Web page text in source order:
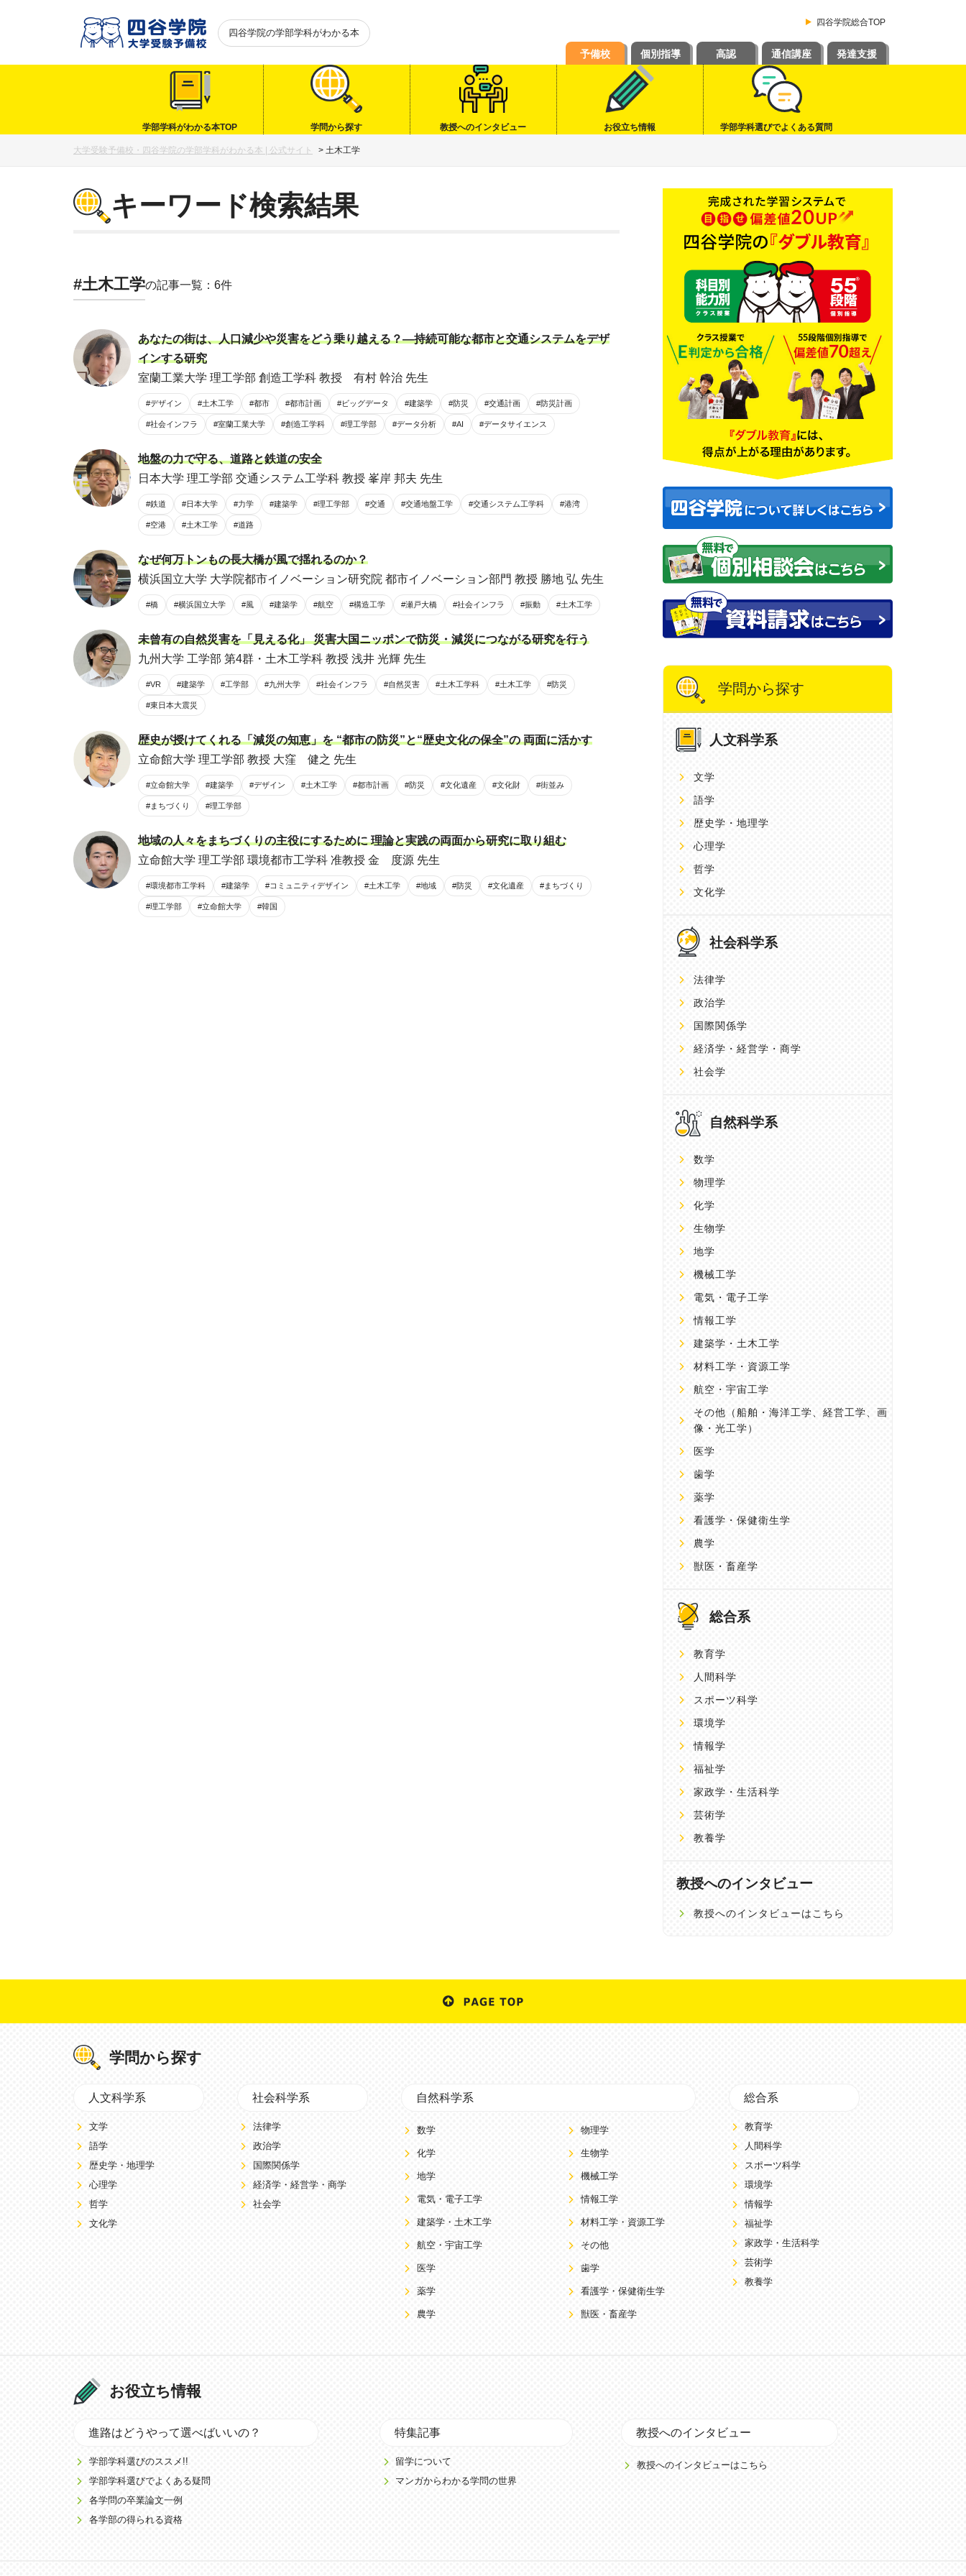
四谷学院の学部学科がわかる本
四谷学院総合TOP
予備校 個別指導 高認 通信講座 発達支援
学部学科がわかる本TOP 学問から探す 教授へのインタビュー お役立ち情報 学部学科選びでよくある質問
大学受験予備校・四谷学院の学部学科がわかる本 | 公式サイト > 土木工学
キーワード検索結果
#土木工学の記事一覧：6件
あなたの街は、人口減少や災害をどう乗り越える？―持続可能な都市と交通システムをデザ
インする研究
室蘭工業大学 理工学部 創造工学科 教授 有村 幹治 先生
#デザイン #土木工学 #都市 #都市計画 #ビッグデータ #建築学 #防災 #交通計画 #防災計画
#社会インフラ #室蘭工業大学 #創造工学科 #理工学部 #データ分析 #AI #データサイエンス
地盤の力で守る、道路と鉄道の安全
日本大学 理工学部 交通システム工学科 教授 峯岸 邦夫 先生
#鉄道 #日本大学 #力学 #建築学 #理工学部 #交通 #交通地盤工学 #交通システム工学科 #港湾
#空港 #土木工学 #道路
なぜ何万トンもの長大橋が風で揺れるのか？
横浜国立大学 大学院都市イノベーション研究院 都市イノベーション部門 教授 勝地 弘 先生
#橋 #横浜国立大学 #風 #建築学 #航空 #構造工学 #瀬戸大橋 #社会インフラ #振動 #土木工学
未曾有の自然災害を「見える化」 災害大国ニッポンで防災・減災につながる研究を行う
九州大学 工学部 第4群・土木工学科 教授 浅井 光輝 先生
#VR #建築学 #工学部 #九州大学 #社会インフラ #自然災害 #土木工学科 #土木工学 #防災
#東日本大震災
歴史が授けてくれる「減災の知恵」を “都市の防災”と“歴史文化の保全”の 両面に活かす
立命館大学 理工学部 教授 大窪 健之 先生
#立命館大学 #建築学 #デザイン #土木工学 #都市計画 #防災 #文化遺産 #文化財 #街並み
#まちづくり #理工学部
地域の人々をまちづくりの主役にするために 理論と実践の両面から研究に取り組む
立命館大学 理工学部 環境都市工学科 准教授 金 度源 先生
#環境都市工学科 #建築学 #コミュニティデザイン #土木工学 #地域 #防災 #文化遺産 #まちづくり
#理工学部 #立命館大学 #韓国
学問から探す
人文科学系
文学
語学
歴史学・地理学
心理学
哲学
文化学
社会科学系
法律学
政治学
国際関係学
経済学・経営学・商学
社会学
自然科学系
数学
物理学
化学
生物学
地学
機械工学
電気・電子工学
情報工学
建築学・土木工学
材料工学・資源工学
航空・宇宙工学
その他 （船舶・海洋工学、経営工学、画
像・光工学）
医学
歯学
薬学
看護学・保健衛生学
農学
獣医・畜産学
総合系
教育学
人間科学
スポーツ科学
環境学
情報学
福祉学
家政学・生活科学
芸術学
教養学
教授へのインタビュー
教授へのインタビューはこちら
学問から探す
人文科学系
文学
語学
歴史学・地理学
心理学
哲学
文化学
社会科学系
法律学
政治学
国際関係学
経済学・経営学・商学
社会学
自然科学系
数学 物理学
化学 生物学
地学 機械工学
電気・電子工学 情報工学
建築学・土木工学 材料工学・資源工学
航空・宇宙工学 その他
医学 歯学
薬学 看護学・保健衛生学
農学 獣医・畜産学
総合系
教育学
人間科学
スポーツ科学
環境学
情報学
福祉学
家政学・生活科学
芸術学
教養学
お役立ち情報
進路はどうやって選べばいいの？
学部学科選びのススメ!!
学部学科選びでよくある疑問
各学問の卒業論文一例
各学部の得られる資格
特集記事
留学について
マンガからわかる学問の世界
教授へのインタビュー
教授へのインタビューはこちら